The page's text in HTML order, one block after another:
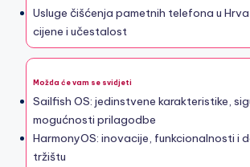
Usluge čišćenja pametnih telefona u
cijene i učestalost
Možda će vam se svidjeti
Sailfish OS: jedinstvene karakteristike,
mogućnosti prilagodbe
HarmonyOS: inovacije, funkcionalnosti i
tržištu